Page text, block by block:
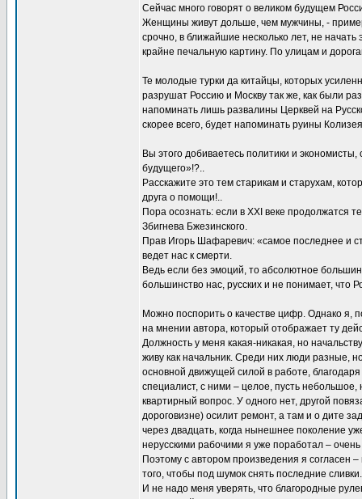
Сейчас много говорят о великом будущем
Женщины живут дольше, чем мужчины, -
срочно, в ближайшие несколько лет, не начать
крайне печальную картину. По улицам и
Те молодые турки да китайцы, которых
разрушат Россию и Москву так же, как были
напоминать лишь развалины Церквей на
скорее всего, будет напоминать руины
Вы этого добиваетесь политики и
будущего»!?..
Расскажите это тем старикам и старухам,
друга о помощи!..
Пора осознать: если в XXI веке продолжатся
Збигнева Бжезинского.
Прав Игорь Шафаревич: «самое последнее и
ведет нас к смерти.
Ведь если без эмоций, то абсолютное
большинство нас, русских и не понимает, что
Можно поспорить о качестве цифр. Однако я,
на мнении автора, который отображает ту
Должность у меня какая-никакая, но
живу как начальник. Среди них люди разные,
основной движущей силой в работе,
специалист, с ними – целое, пусть небольшое,
квартирный вопрос. У одного нет, другой
дороговизне) осилит ремонт, а там и о дите
через двадцать, когда нынешнее поколение
нерусскими рабочими я уже поработал –
Поэтому с автором произведения я согласен
того, чтобы под шумок снять последние сливки.
И не надо меня уверять, что благородные